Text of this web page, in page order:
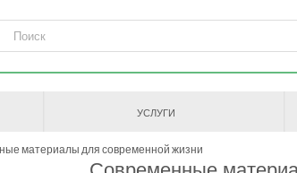
УСЛУГИ
материалы для современной жизни